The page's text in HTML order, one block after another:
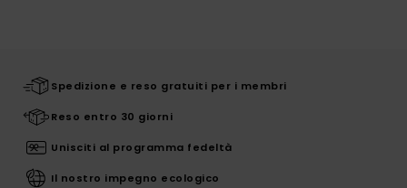
Spedizione e reso gratuiti per i membri
Reso entro 30 giorni
Unisciti al programma fedeltà
Il nostro impegno ecologico